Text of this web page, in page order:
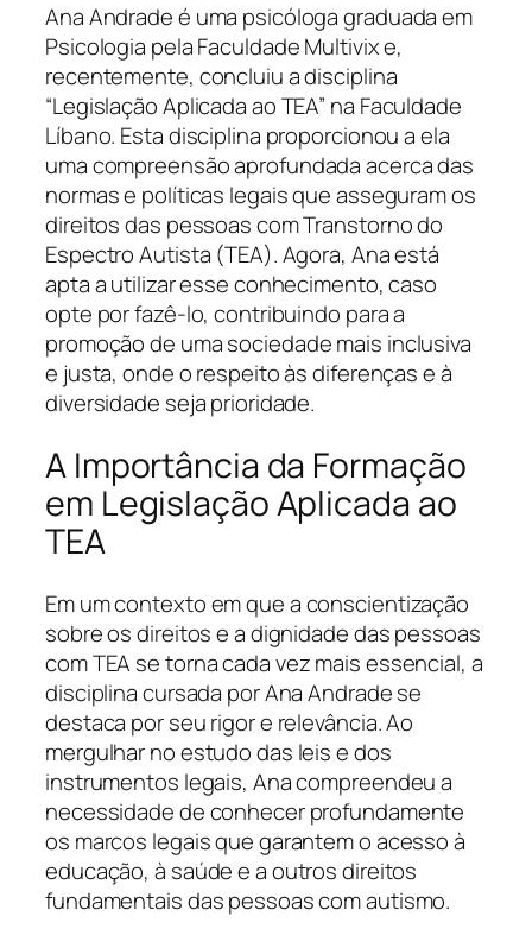
Ana Andrade é uma psicóloga graduada em
Psicologia pela Faculdade Multivix e,
recentemente, concluiu a disciplina
“Legislação Aplicada ao TEA” na Faculdade
Líbano. Esta disciplina proporcionou a ela
uma compreensão aprofundada acerca das
normas e políticas legais que asseguram os
direitos das pessoas com Transtorno do
Espectro Autista (TEA). Agora, Ana está
apta a utilizar esse conhecimento, caso
opte por fazê-lo, contribuindo para a
promoção de uma sociedade mais inclusiva
e justa, onde o respeito às diferenças e à
diversidade seja prioridade.
A Importância da Formação
em Legislação Aplicada ao
TEA
Em um contexto em que a conscientização
sobre os direitos e a dignidade das pessoas
com TEA se torna cada vez mais essencial, a
disciplina cursada por Ana Andrade se
destaca por seu rigor e relevância. Ao
mergulhar no estudo das leis e dos
instrumentos legais, Ana compreendeu a
necessidade de conhecer profundamente
os marcos legais que garantem o acesso à
educação, à saúde e a outros direitos
fundamentais das pessoas com autismo.